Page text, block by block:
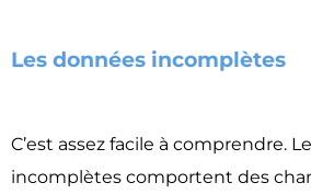
Les données incomplètes​
C’est assez facile à comprendre.
incomplètes comportent des